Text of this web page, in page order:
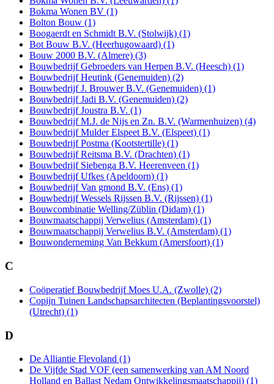
Bokma Wonen BV (1)
Bolton Bouw (1)
Boogaerdt en Schmidt B.V. (Stolwijk) (1)
Bot Bouw B.V. (Heerhugowaard) (1)
Bouw 2000 B.V. (Almere) (3)
Bouwbedrijf Gebroeders van Herpen B.V. (Heesch) (1)
Bouwbedrijf Heutink (Genemuiden) (2)
Bouwbedrijf J. Brouwer B.V. (Genemuiden) (1)
Bouwbedrijf Jadi B.V. (Genemuiden) (2)
Bouwbedrijf Joustra B.V. (1)
Bouwbedrijf M.J. de Nijs en Zn. B.V. (Warmenhuizen) (4)
Bouwbedrijf Mulder Elspeet B.V. (Elspeet) (1)
Bouwbedrijf Postma (Kootstertille) (1)
Bouwbedrijf Reitsma B.V. (Drachten) (1)
Bouwbedrijf Siebenga B.V. Heerenveen (1)
Bouwbedrijf Ufkes (Apeldoorn) (1)
Bouwbedrijf Van gmond B.V. (Ens) (1)
Bouwbedrijf Wessels Rijssen B.V. (Rijssen) (1)
Bouwcombinatie Welling/Züblin (Didam) (1)
Bouwmaatschappij Verwelius (Amsterdam) (1)
Bouwmaatschappij Verwelius B.V. (Amsterdam) (1)
Bouwonderneming Van Bekkum (Amersfoort) (1)
C
Coöperatief Bouwbedrijf Moes U.A. (Zwolle) (2)
Copijn Tuinen Landschapsarchitecten (Beplantingsvoorstel)
(Utrecht) (1)
D
De Alliantie Flevoland (1)
De Vijfde Stad VOF (een samenwerking van AM Noord
Holland en Ballast Nedam Ontwikkelingsmaatschappij) (1)